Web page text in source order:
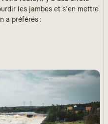
les jambes et s’en mettre
a préférés :